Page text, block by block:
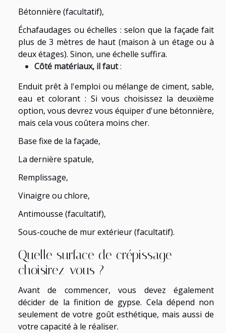
Bétonnière (facultatif),
Échafaudages ou échelles : selon que la façade fait
plus de 3 mètres de haut (maison à un étage ou à
deux étages). Sinon, une échelle suffira.
Côté matériaux, il faut:
Enduit prêt à l'emploi ou mélange de ciment, sable,
eau et colorant : Si vous choisissez la deuxième
option, vous devrez vous équiper d'une bétonnière,
mais cela vous coûtera moins cher.
Base fixe de la façade,
La dernière spatule,
Remplissage,
Vinaigre ou chlore,
Antimousse (facultatif),
Sous-couche de mur extérieur (facultatif).
Quelle surface de crépissage
choisirez-vous ?
Avant de commencer, vous devez également
décider de la finition de gypse. Cela dépend non
seulement de votre goût esthétique, mais aussi de
votre capacité à le réaliser.